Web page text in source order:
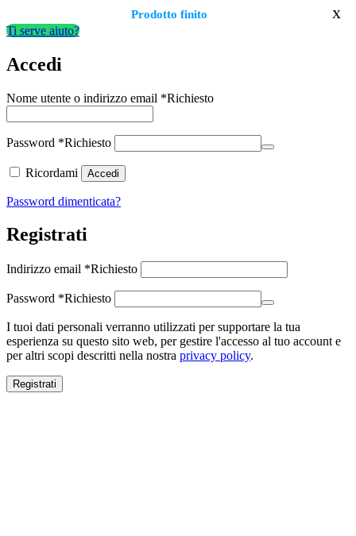
Prodotto finito x
Ti serve aiuto?
Accedi
Nome utente o indirizzo email *Richiesto
Password *Richiesto
Ricordami Accedi
Password dimenticata?
Registrati
Indirizzo email *Richiesto
Password *Richiesto
I tuoi dati personali verranno utilizzati per supportare la tua
esperienza su questo sito web, per gestire l'accesso al tuo account e
per altri scopi descritti nella nostra privacy policy.
Registrati